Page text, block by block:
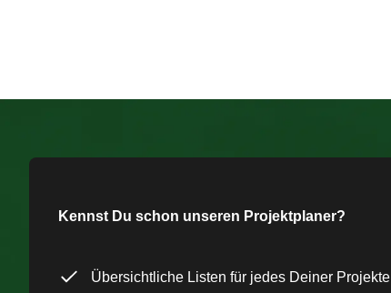
Kennst Du schon unseren Projektplaner?
Übersichtliche Listen für jedes Deiner Projekte